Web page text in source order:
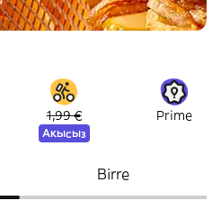
1,99 €
Акысыз
Prime
Birre